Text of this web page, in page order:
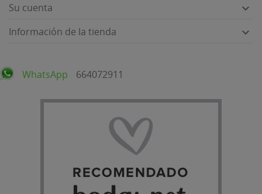
Su cuenta 
Información de la tienda 
WhatsApp 664072911